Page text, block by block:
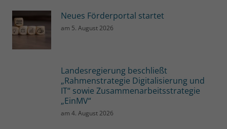
Neues Förderportal startet
am 5. August 2026
Landesregierung beschließt
„Rahmenstrategie Digitalisierung und
IT“ sowie Zusammenarbeitsstrategie
„EinMV“
am4. August 2026